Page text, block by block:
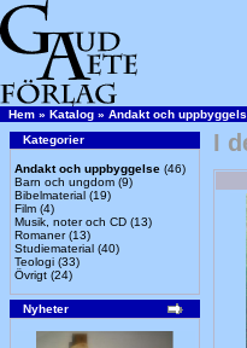
Hem » Katalog » Andakt och
Kategorier
Andakt och uppbyggelse (46)
Barn och ungdom (9)
Bibelmaterial (19)
Film (4)
Musik, noter och CD (13)
Romaner(13)
Studiematerial (40)
Teologi (33)
Övrigt (24)
Nyheter
I